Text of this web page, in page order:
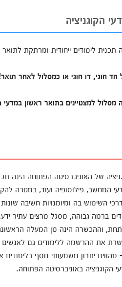
הקוגניציה
לימודים ייחודית ומרתקת לתואר
חוגי, דו חוגי או כמסלול לאחר
למצטיינים בתואר ראשון במדעי
של האוניברסיטה הפתוחה
המחשב, פילוסופיה ועוד, במטרה
השימוש בה ומיומנויות חשיבה
ברמה גבוהה, מסגל מרצים עתיר
וההכשרה הינה מן המעלה
את ההרשמה ללימודים גם
יתרון משמעותי נוסף
הקוגניציה באוניברסיטה הפתוחה.